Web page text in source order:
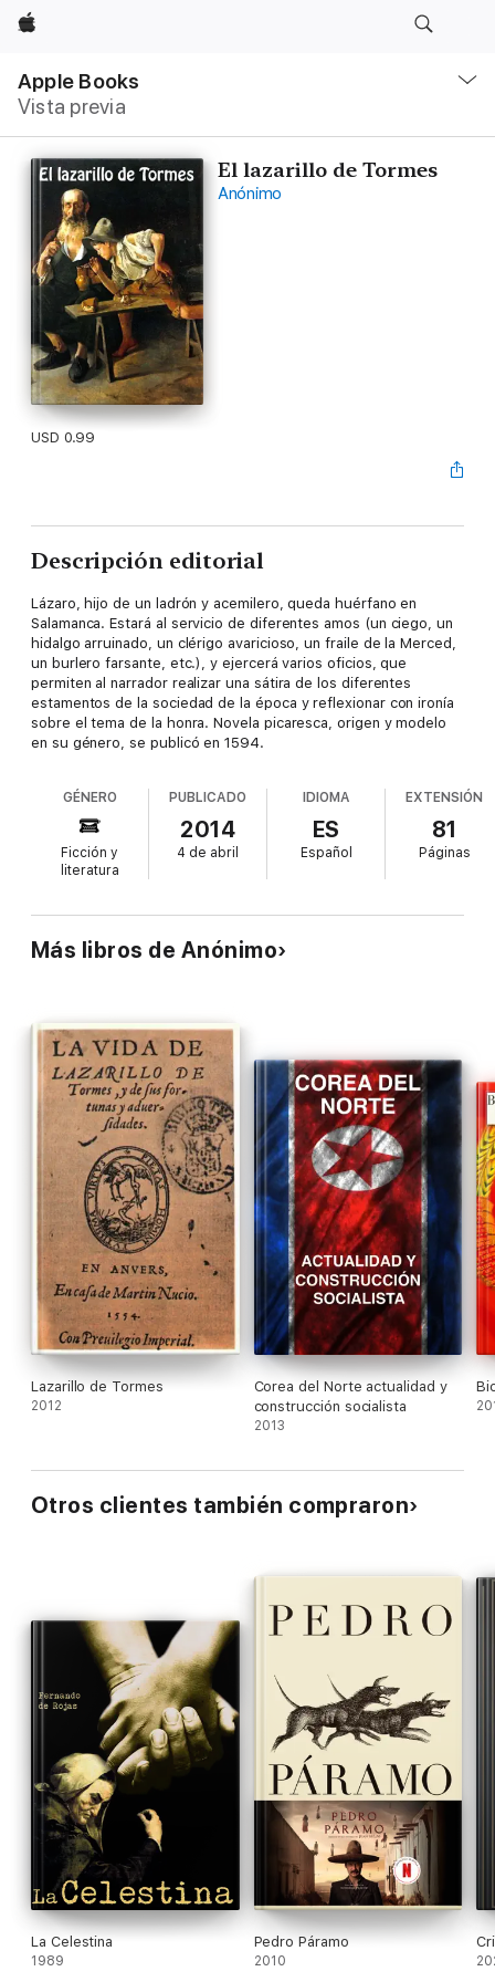
Apple
Apple Books
Vista previa
local
Abrir
El lazarillo de Tormes
Anónimo
USD 0.99
Descripción editorial
Lázaro, hijo de un ladrón y acemilero, queda huérfano en
Salamanca. Estará al servicio de diferentes amos (un ciego, un
hidalgo arruinado, un clérigo avaricioso, un fraile de la Merced,
un burlero farsante, etc.), y ejercerá varios oficios, que
permiten al narrador realizar una sátira de los diferentes
estamentos de la sociedad de la época y reflexionar con ironía
sobre el tema de la honra. Novela picaresca, origen y modelo
en su género, se publicó en 1594.
GÉNERO
Ficción y
literatura
PUBLICADO
2014
4 de abril
IDIOMA
ES
Español
EXTENSIÓN
81
Páginas
Más libros de Anónimo
Lazarillo de Tormes
2012
Corea del Norte actualidad y
construcción socialista
2013
Otros clientes también compraron
La Celestina
1989
Pedro Páramo
2010